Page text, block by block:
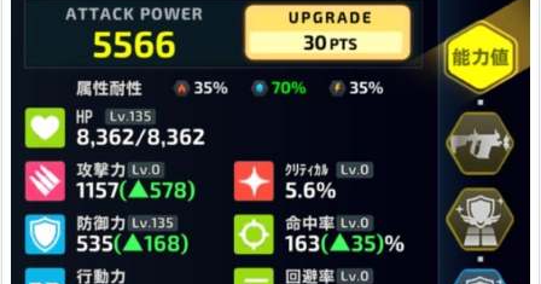
に
を与えま
す。
pic.twitter.com/jlXxAqEY21
June 11, 202